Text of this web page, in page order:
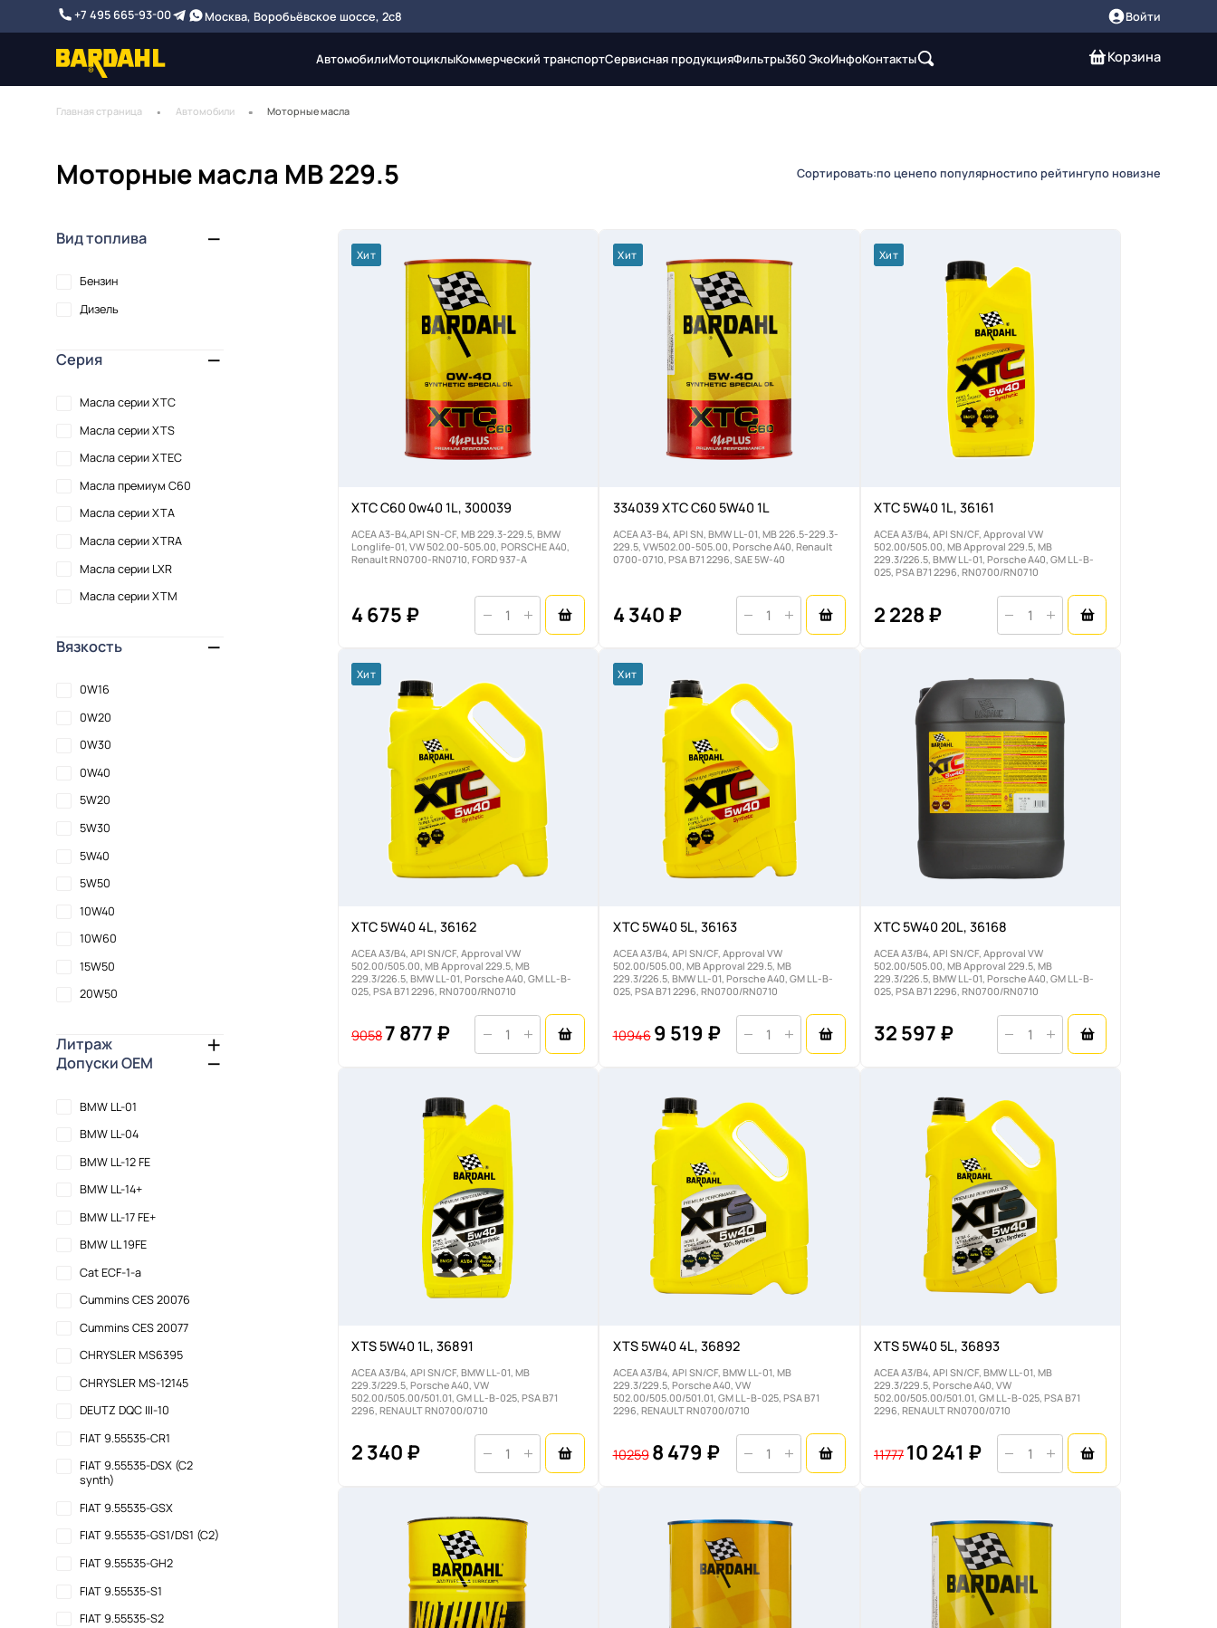
+7 495 665-93-00 Москва, Воробьёвское шоссе, 2с8 Войти
АвтомобилиМотоциклыКоммерческий транспортСервисная продукцияФильтры360 ЭкоИнфоКонтакты Корзина
Главная страница Автомобили Моторные масла
Моторные масла MB 229.5 Сортировать:по ценепо популярностипо рейтингупо новизне
Вид топлива
Бензин
Дизель
Серия
Масла серии XTC
Масла серии XTS
Масла серии XTEC
Масла премиум C60
Масла серии XTA
Масла серии XTRA
Масла серии LXR
Масла серии XTM
Вязкость
0W16
0W20
0W30
0W40
5W20
5W30
5W40
5W50
10W40
10W60
15W50
20W50
Литраж
Допуски OEM
BMW LL-01
BMW LL-04
BMW LL-12 FE
BMW LL-14+
BMW LL-17 FE+
BMW LL 19FE
Cat ECF-1-a
Cummins CES 20076
Cummins CES 20077
CHRYSLER MS6395
CHRYSLER MS-12145
DEUTZ DQC III-10
FIAT 9.55535-CR1
FIAT 9.55535-DSX (C2
synth)
FIAT 9.55535-GSX
FIAT 9.55535-GS1/DS1 (C2)
FIAT 9.55535-GH2
FIAT 9.55535-S1
FIAT 9.55535-S2
Хит
XTC C60 0w40 1L, 300039
ACEA A3-B4,API SN-CF, MB 229.3-229.5, BMW
Longlife-01, VW 502.00-505.00, PORSCHE A40,
Renault RN0700-RN0710, FORD 937-A
4 675 ₽
Хит
334039 XTC C60 5W40 1L
ACEA A3-B4, API SN, BMW LL-01, MB 226.5-229.3-
229.5, VW502.00-505.00, Porsche A40, Renault
0700-0710, PSA B71 2296, SAE 5W-40
4 340 ₽
Хит
XTC 5W40 1L, 36161
ACEA A3/B4, API SN/CF, Approval VW
502.00/505.00, MB Approval 229.5, MB
229.3/226.5, BMW LL-01, Porsche A40, GM LL-B-
025, PSA B71 2296, RN0700/RN0710
2 228 ₽
Хит
XTC 5W40 4L, 36162
ACEA A3/B4, API SN/CF, Approval VW
502.00/505.00, MB Approval 229.5, MB
229.3/226.5, BMW LL-01, Porsche A40, GM LL-B-
025, PSA B71 2296, RN0700/RN0710
90587 877 ₽
Хит
XTC 5W40 5L, 36163
ACEA A3/B4, API SN/CF, Approval VW
502.00/505.00, MB Approval 229.5, MB
229.3/226.5, BMW LL-01, Porsche A40, GM LL-B-
025, PSA B71 2296, RN0700/RN0710
10946 9 519 ₽
XTC 5W40 20L, 36168
ACEA A3/B4, API SN/CF, Approval VW
502.00/505.00, MB Approval 229.5, MB
229.3/226.5, BMW LL-01, Porsche A40, GM LL-B-
025, PSA B71 2296, RN0700/RN0710
32 597 ₽
XTS 5W40 1L, 36891
ACEA A3/B4, API SN/CF, BMW LL-01, MB
229.3/229.5, Porsche A40, VW
502.00/505.00/501.01, GM LL-B-025, PSA B71
2296, RENAULT RN0700/0710
2 340 ₽
XTS 5W40 4L, 36892
ACEA A3/B4, API SN/CF, BMW LL-01, MB
229.3/229.5, Porsche A40, VW
502.00/505.00/501.01, GM LL-B-025, PSA B71
2296, RENAULT RN0700/0710
10259 8 479 ₽
XTS 5W40 5L, 36893
ACEA A3/B4, API SN/CF, BMW LL-01, MB
229.3/229.5, Porsche A40, VW
502.00/505.00/501.01, GM LL-B-025, PSA B71
2296, RENAULT RN0700/0710
11777 10 241 ₽